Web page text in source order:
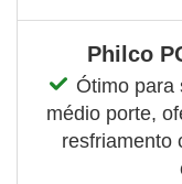
Philco
Ótimo para
médio porte,
resfriamento